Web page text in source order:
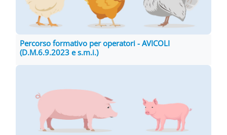
Percorso formativo per operatori - AVICOLI
(D.M.6.9.2023 e s.m.i.)